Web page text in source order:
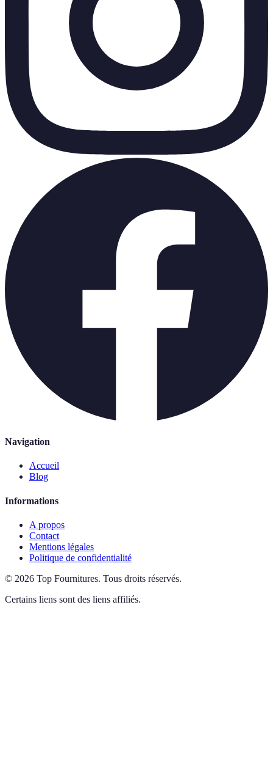
Navigation
Accueil
Blog
Informations
A propos
Contact
Mentions légales
Politique de confidentialité
© 2026 Top Fournitures. Tous droits réservés.
Certains liens sont des liens affiliés.